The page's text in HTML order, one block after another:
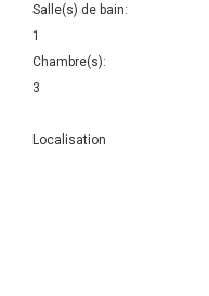
Salle(s) de bain:
1
Chambre(s):
3
Localisation